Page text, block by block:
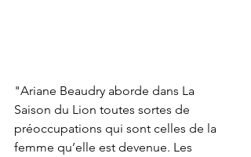
"Ariane Beaudry aborde dans La
Saison du Lion toutes sortes de
préoccupations qui sont celles de la
femme qu’elle est devenue. Les